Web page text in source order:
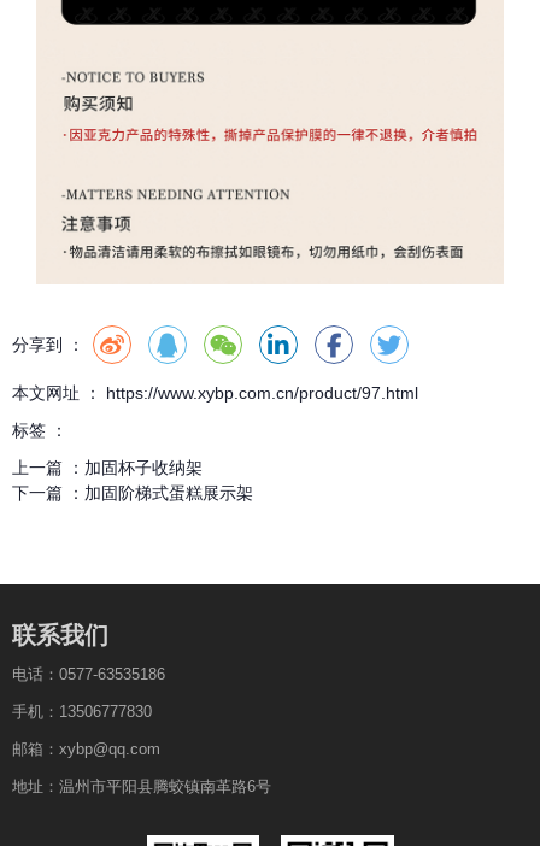
分享到 ：
本文网址 ： https://www.xybp.com.cn/product/97.html
标签 ：
上一篇 ： 加固杯子收纳架
下一篇 ： 加固阶梯式蛋糕展示架
联系我们
电话：0577-63535186
手机：13506777830
邮箱：xybp@qq.com
地址：温州市平阳县腾蛟镇南革路6号